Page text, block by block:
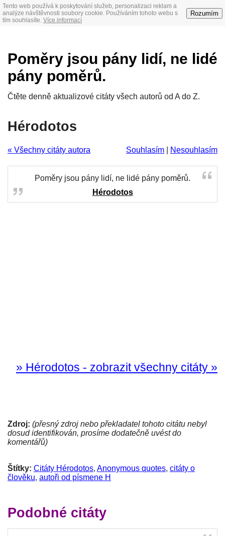
Tento web používá k poskytování služeb, personalizaci reklam a
analýze návštěvnosti soubory cookie. Používáním tohoto webu s
tím souhlasíte. Více informací
Rozumím
Poměry jsou pány lidí, ne lidé
pány poměrů.
Čtěte denně aktualizové citáty všech autorů od A do Z.
Hérodotos
« Všechny citáty autora Souhlasím Nesouhlasím
Poměry jsou pány lidí, ne lidé pány poměrů.
Hérodotos
» Hérodotos - zobrazit všechny citáty »
Zdroj: (přesný zdroj nebo překladatel tohoto citátu nebyl
dosud identifikován, prosíme dodatečně uvést do
komentářů)
Štítky: Citáty Hérodotos, Anonymous quotes, citáty o
člověku, autoři od písmene H
Podobné citáty